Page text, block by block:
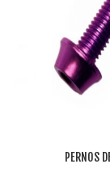
PERNOS